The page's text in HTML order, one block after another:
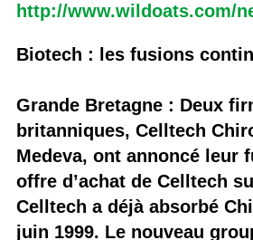
http://www.wildoats.com/
Biotech : les fusions
Grande Bretagne : Deux
britanniques, Celltech
Medeva, ont annoncé leur
offre d’achat de Celltech
Celltech a déjà absorbé
juin 1999. Le nouveau